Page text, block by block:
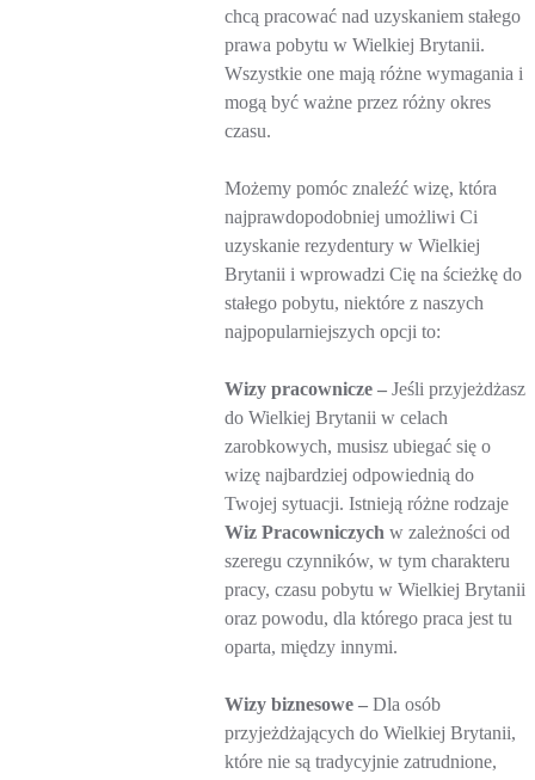
chcą pracować nad uzyskaniem stałego
prawa pobytu w Wielkiej Brytanii.
Wszystkie one mają różne wymagania i
mogą być ważne przez różny okres
czasu.
Możemy pomóc znaleźć wizę, która
najprawdopodobniej umożliwi Ci
uzyskanie rezydentury w Wielkiej
Brytanii i wprowadzi Cię na ścieżkę do
stałego pobytu, niektóre z naszych
najpopularniejszych opcji to:
Wizy pracownicze – Jeśli przyjeżdżasz
do Wielkiej Brytanii w celach
zarobkowych, musisz ubiegać się o
wizę najbardziej odpowiednią do
Twojej sytuacji. Istnieją różne rodzaje
Wiz Pracowniczych w zależności od
szeregu czynników, w tym charakteru
pracy, czasu pobytu w Wielkiej Brytanii
oraz powodu, dla którego praca jest tu
oparta, między innymi.
Wizy biznesowe – Dla osób
przyjeżdżających do Wielkiej Brytanii,
które nie są tradycyjnie zatrudnione,